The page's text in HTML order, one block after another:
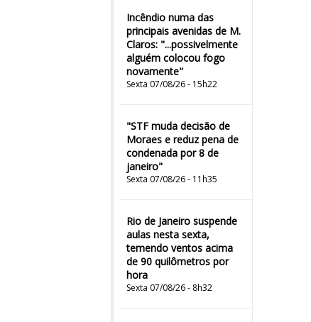
Incêndio numa das
principais avenidas de M.
Claros: "...possivelmente
alguém colocou fogo
novamente"
Sexta 07/08/26 - 15h22
"STF muda decisão de
Moraes e reduz pena de
condenada por 8 de
janeiro"
Sexta 07/08/26 - 11h35
Rio de Janeiro suspende
aulas nesta sexta,
temendo ventos acima
de 90 quilômetros por
hora
Sexta 07/08/26 - 8h32